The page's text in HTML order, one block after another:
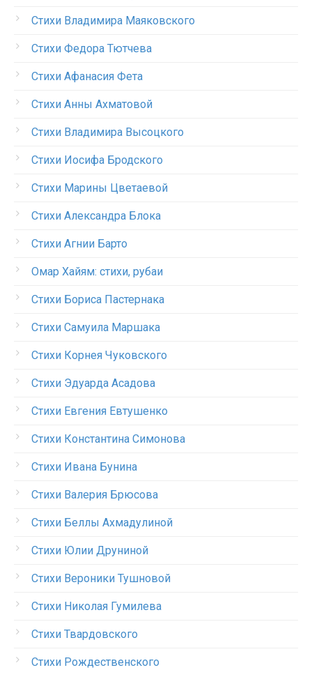
Стихи Владимира Маяковского
Стихи Федора Тютчева
Стихи Афанасия Фета
Стихи Анны Ахматовой
Стихи Владимира Высоцкого
Стихи Иосифа Бродского
Стихи Марины Цветаевой
Стихи Александра Блока
Стихи Агнии Барто
Омар Хайям: стихи, рубаи
Стихи Бориса Пастернака
Стихи Самуила Маршака
Стихи Корнея Чуковского
Стихи Эдуарда Асадова
Стихи Евгения Евтушенко
Стихи Константина Симонова
Стихи Ивана Бунина
Стихи Валерия Брюсова
Стихи Беллы Ахмадулиной
Стихи Юлии Друниной
Стихи Вероники Тушновой
Стихи Николая Гумилева
Стихи Твардовского
Стихи Рождественского